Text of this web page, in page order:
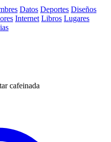
Datos Deportes Diseños
Internet Libros Lugares
cafeinada